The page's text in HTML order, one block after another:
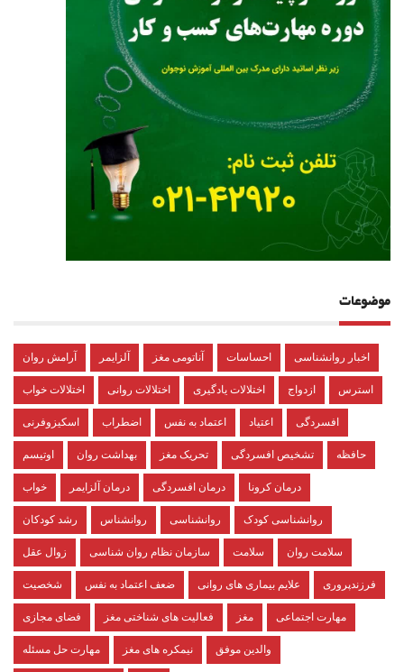
موضوعات
آرامش روان آلزایمر آناتومی مغز احساسات اخبار روانشناسی
اختلالات خواب اختلالات روانی اختلالات یادگیری ازدواج استرس
اسکیزوفرنی اضطراب اعتماد به نفس اعتیاد افسردگی
اوتیسم بهداشت روان تحریک مغز تشخیص افسردگی حافظه
خواب درمان آلزایمر درمان افسردگی درمان کرونا
رشد کودکان روانشناس روانشناسی روانشناسی کودک
زوال عقل سازمان نظام روان شناسی سلامت سلامت روان
شخصیت ضعف اعتماد به نفس علایم بیماری های روانی فرزندپروری
فضای مجازی فعالیت های شناختی مغز مغز مهارت اجتماعی
مهارت حل مسئله نیمکره های مغز والدین موفق